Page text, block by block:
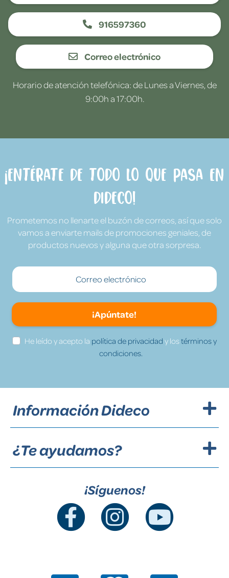
916597360
Correo electrónico
Horario de atención telefónica: de Lunes a Viernes, de
9:00h a 17:00h.
¡Entérate de todo lo que pasa en
Dideco!
Prometemos no llenarte el buzón de correos, así que solo
vamos a enviarte mails de promociones geniales, de
productos nuevos y alguna que otra sorpresa.
¡Apúntate!
He leído y acepto la política de privacidad y lostérminos y
condiciones.
Información Dideco
¿Te ayudamos?
¡Síguenos!